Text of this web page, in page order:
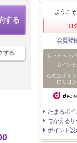
する
する
ようこそ
ロ
会員登
ホットペッ
ポイン
ためたポイ
にサロ
たまるポ
つかえる
ポイント設